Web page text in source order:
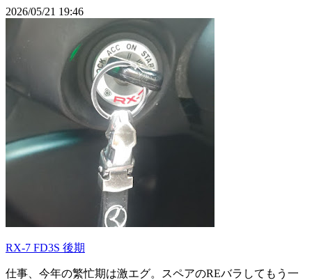
2026/05/21 19:46
RX-7 FD3S 後期
仕事、今年の繁忙期は激エグ。スペアのREバラしてもう一